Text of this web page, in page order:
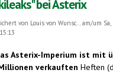
bei Asterix
von Louis von Wunsc...am/um Sa,
Asterix-Imperium ist mit
verkauften Heften